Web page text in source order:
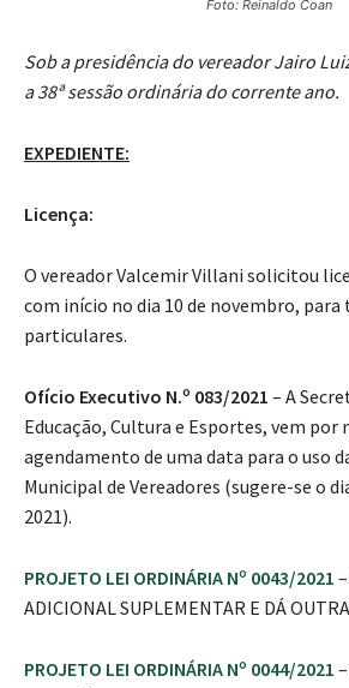
Foto: Reinaldo Coan
Sob a presidência do vereador Jairo
a 38ª sessão ordinária do corrente ano.
EXPEDIENTE:
Licença:
O vereador Valcemir Villani solicitou
com início no dia 10 de novembro,
particulares.
Ofício Executivo N.º 083/2021 – A
Educação, Cultura e Esportes, vem
agendamento de uma data para o uso
Municipal de Vereadores (sugere-se o
2021).
PROJETO LEI ORDINÁRIA Nº 0043/2021
ADICIONAL SUPLEMENTAR E DÁ
PROJETO LEI ORDINÁRIA Nº 0044/2021